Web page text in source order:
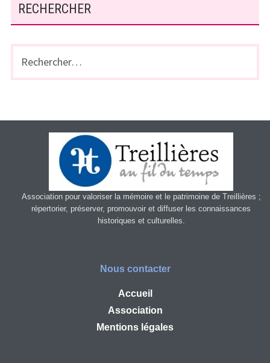
RECHERCHER
Rechercher :
Association pour valoriser la mémoire et le patrimoine de Treillières ;
répertorier, préserver, promouvoir et diffuser les connaissances
historiques et culturelles.
Nous contacter
Accueil
Association
Mentions légales